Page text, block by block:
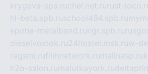
krygeva-spa.ruchel.net.ru rust-
hl-beta.spb.ruschool494.spb.ru
epoha-metalband.ru ngr.spb.ru
dieselvostok.ru24hostel.msk.ruw-
regsmi.rufilmnetwork.ru malinasp.ru
h2o-salon.ru malutkayork.ru